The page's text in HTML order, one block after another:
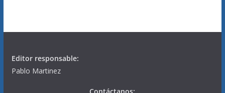
Editor responsable:
Pablo Martinez